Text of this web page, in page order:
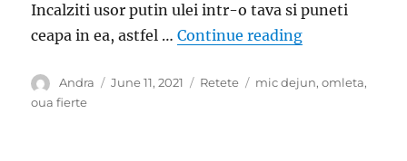
Incalziti usor putin ulei intr-o tava si puneti
ceapa in ea, astfel …Continue reading“Placinta cu
Author
Andra
Posted
June 11, 2021 Categories
Retete Tags
mic dejun,omleta,
oua fierte